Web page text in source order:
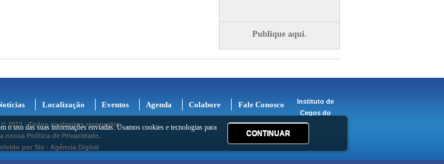
Publique aqui.
o uso das suas informações enviadas. Usamos cookies e tecnologias para
CONTINUAR
Localização Eventos Agenda Colabore Fale Conosco
Instituto de
Cegos do
© 2013 - Todos os direitos reservados
nossa Política de Privacidade.
por Six - Agência Digital